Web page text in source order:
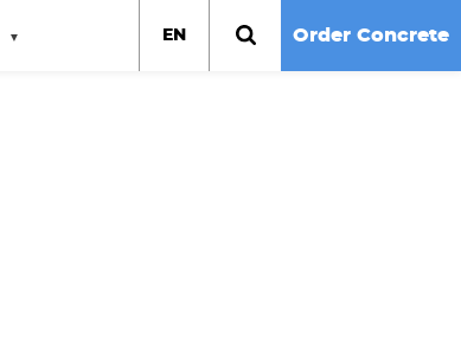
EN Order Concrete